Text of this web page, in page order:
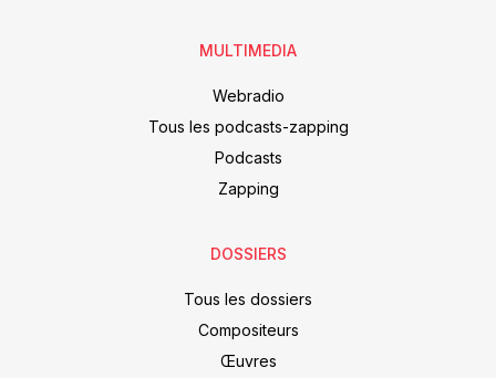
MULTIMEDIA
Webradio
Tous les podcasts-zapping
Podcasts
Zapping
DOSSIERS
Tous les dossiers
Compositeurs
Œuvres